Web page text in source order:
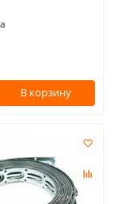
В корзину